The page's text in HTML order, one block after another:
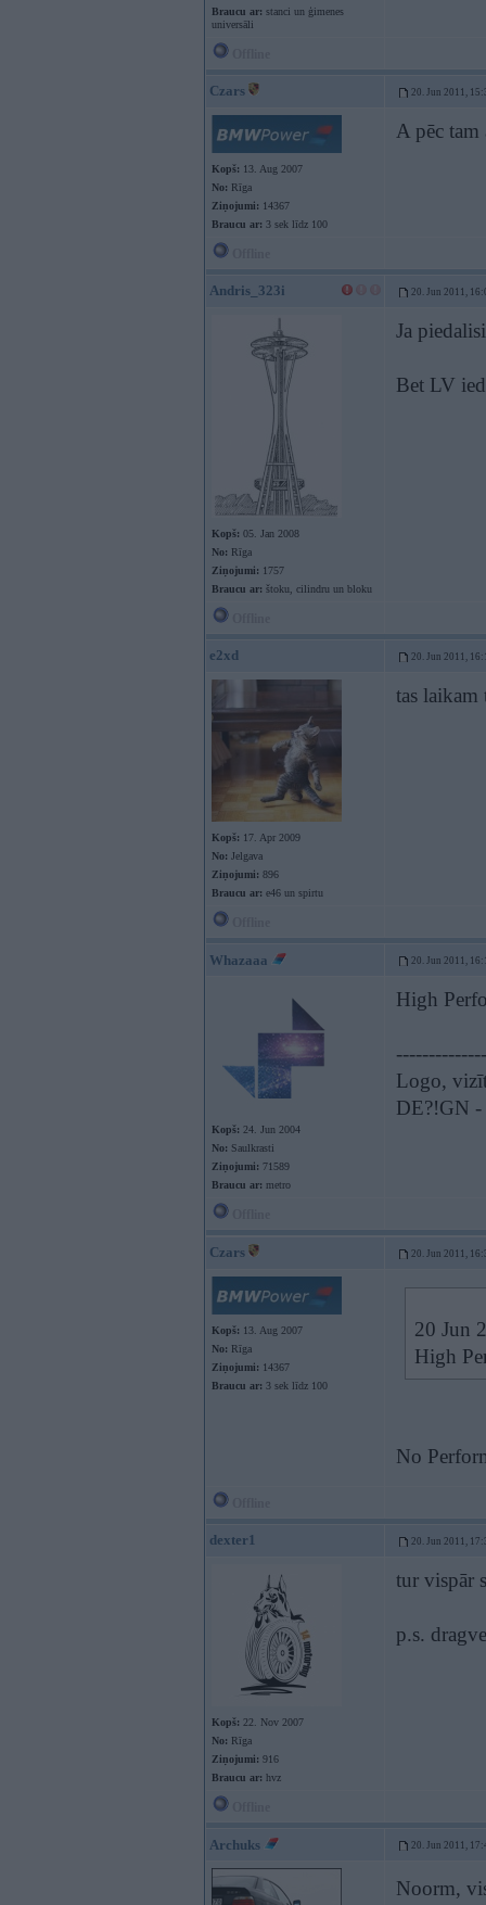
Braucu ar: stanci un ģimenes
universāli
Czars 20. Jun 2011,
Kopš: 13. Aug 2007
No: Rīga
Ziņojumi: 14367
Braucu ar: 3 sek līdz 100
A pēc
Andris_323i 20. Jun 2011,
Kopš: 05. Jan 2008
No: Rīga
Ziņojumi: 1757
Braucu ar: štoku, cilindru un bloku
Ja
Bet LV
e2xd 20. Jun 2011,
Kopš: 17. Apr 2009
No: Jelgava
Ziņojumi: 896
Braucu ar: e46 un spirtu
tas laikam
Whazaaa 20. Jun 2011,
Kopš: 24. Jun 2004
No: Saulkrasti
Ziņojumi: 71589
Braucu ar: metro
High
Logo,
DE?!GN -
Czars 20. Jun 2011,
Kopš: 13. Aug 2007
No: Rīga
Ziņojumi: 14367
Braucu ar: 3 sek līdz 100
20 Jun
High
No
dexter1 20. Jun 2011,
Kopš: 22. Nov 2007
No: Rīga
Ziņojumi: 916
Braucu ar: hvz
tur vispār
p.s.
Archuks 20. Jun 2011,
Noorm,